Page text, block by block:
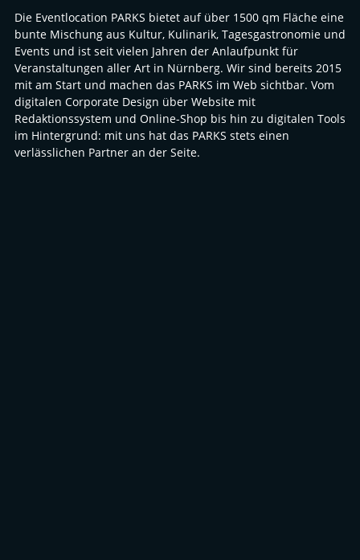
Die Eventlocation PARKS bietet auf über 1500 qm Fläche eine
bunte Mischung aus Kultur, Kulinarik, Tagesgastronomie und
Events und ist seit vielen Jahren der Anlaufpunkt für
Veranstaltungen aller Art in Nürnberg. Wir sind bereits 2015
mit am Start und machen das PARKS im Web sichtbar. Vom
digitalen Corporate Design über Website mit
Redaktionssystem und Online-Shop bis hin zu digitalen Tools
im Hintergrund: mit uns hat das PARKS stets einen
verlässlichen Partner an der Seite.